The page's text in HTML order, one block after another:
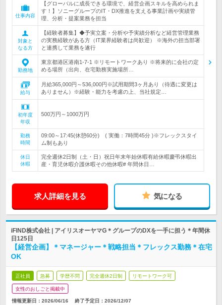
仕事内容
【グローバルに成長できる環境で、経営企画スキルを高められま
す！】ソニーグループのIT・DX推進を支える事業計画や実績管
理、分析・提案業務を担当
対象と
なる方
【経験者募集】◆予実立案・分析や予実績分析など経営管理業務
の実務経験がある方（IT業界経験者は尚歓迎） ※海外の担当部署
と連携して業務を遂行
勤務地
東京都港区港南1-7-1 ※リモートワークあり ※将来的に会社の定
める場所（出向、在宅勤務実施場所…
給与
月給365,000円～536,000円※試用期間3ヶ月あり（待遇に変更は
ありません）※経験・能力を考慮の上、当社規定…
初年度
年収
500万円～1000万円
勤務
時間
09:00～17:45(休憩60分) ( 実働：7時間45分 )※フレックスタイ
ム制もあり
休日
休暇
完全週休2日制（土・日）祝日年末年始休暇有給休暇慶弔休暇出
産・育児休暇介護休暇その他休暇# 年間休日…
求人詳細を見る 気になる
iFIND株式会社 | アイリスオーヤマG＊グループのDXを一手に担う＊年間休
日125日
【経営企画】＊マネージャー＊戦略担当＊フレックス勤務＊在宅
OK
正社員 急募 学歴不問 完全週休2日制 リモートワーク可
女性のおしごと掲載中
情報更新日：2026/06/16 終了予定日： 2026/12/07